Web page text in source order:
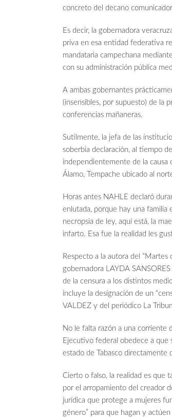
concreto del decano
Es decir, la gobernadora
priva en esa entidad federativa
mandataria campechana
con su administración pública
A ambas gobernantes
(insensibles, por supuesto) de la
conferencias mañaneras.
Sutilmente, la jefa de las
soberbia declaración, al tiempo
independientemente de la causa
Álamo, Tempache ubicado al
Horas antes NAHLE declaró
enlutada, porque hay una familia
necropsia de ley, aquí está, la
infarto. Esa fue la realidad les
Respecto a la autora del “Martes
gobernadora LAYDA
de la censura a los distintos
incluye la designación de un
VALDEZ y del periódico La
No le falta razón a una corriente
Ejecutivo federal obedece a que
estado de Tabasco
Cierto o falso, la realidad es que
por el arropamiento del creador
jurídica que protege a mujeres
género” para que hagan y